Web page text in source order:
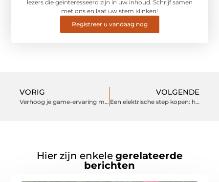
lezers die geïnteresseerd zijn in uw inhoud. Schrijf samen
met ons en laat uw stem klinken!
Registreer u vandaag nog
VORIG
Verhoog je game-ervaring met een VR-bril
VOLGENDE
Een elektrische step kopen: hier moet je op letten
Hier zijn enkele gerelateerde
berichten